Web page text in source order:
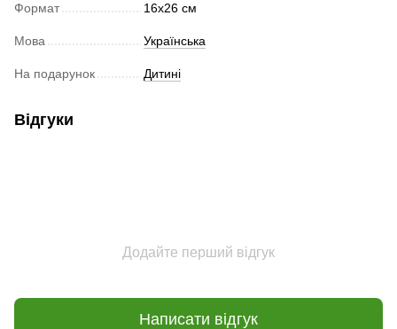
Формат 16х26 см
Мова Українська
На подарунок Дитині
Відгуки
Додайте перший відгук
Написати відгук